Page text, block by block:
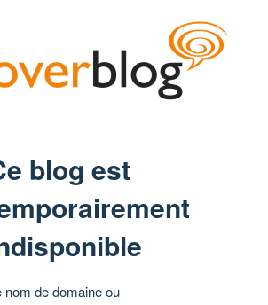
blog est
nom de domaine ou